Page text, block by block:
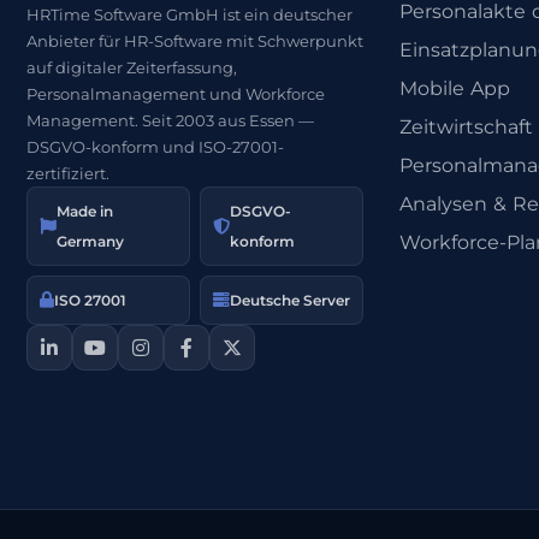
HRTime Software GmbH ist ein deutscher
Anbieter für HR-Software mit Schwerpunkt
auf digitaler Zeiterfassung,
Personalmanagement und Workforce
Management. Seit 2003 aus Essen —
DSGVO-konform und ISO-27001-
zertifiziert.
Made in
Germany
DSGVO-
konform
ISO 27001 Deutsche Server
Personalakte
Mobile App
Zeitwirtschaft
Analysen &
Workforce-